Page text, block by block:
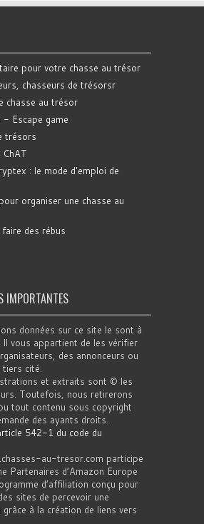
pour votre chasse au trésor
chasseurs de trésorsr
chasse au trésor
- Escape game
trésors
ChAT
: le mode d'emploi de
organiser une chasse au
faire des rébus
IMPORTANTES
données sur ce site le sont à
vous appartient de les vérifier
des annonceurs ou
cité.
et extraits sont © les
Toutefois, nous retirerons
tout contenu sous copyright
des ayants droits.
542-1 du code du
au-tresor.com participe
Partenaires d’Amazon Europe
d’affiliation conçu pour
sites de percevoir une
à la création de liens vers